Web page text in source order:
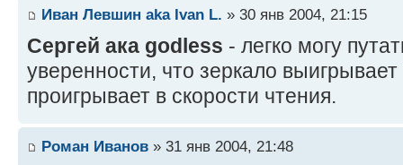
Иван Левшин aka Ivan L. » 30 янв 2004, 21:15
Сергей ака godless - легко могу
уверенности, что зеркало
проигрывает в скорости чтения.
Роман Иванов » 31 янв 2004, 21:48